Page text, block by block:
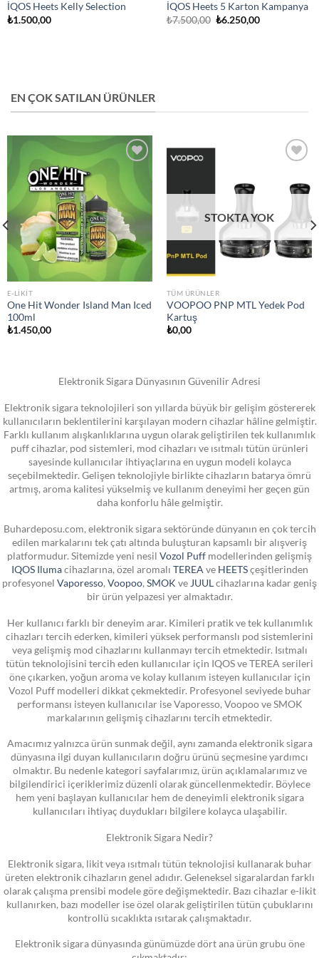
İQOS Heets Kelly Selection
₺1.500,00
İQOS Heets 5 Karton Kampanya
₺7.500,00 Orijinal
₺6.250,00Şu
EN ÇOK SATILAN ÜRÜNLER
wishlist
E-LIKIT
One Hit Wonder Island Man Iced
100ml
₺1.450,00
STOKTA YOK
TÜM ÜRÜNLER
VOOPOO PNP MTL Yedek Pod
Kartuş
₺0,00
Elektronik Sigara Dünyasının Güvenilir Adresi
Elektronik sigara teknolojileri son yıllarda büyük bir gelişim göstererek
kullanıcıların beklentilerini karşılayan modern cihazlar hâline gelmiştir.
Farklı kullanım alışkanlıklarına uygun olarak geliştirilen tek kullanımlık
puff cihazlar, pod sistemleri, mod cihazları ve ısıtmalı tütün ürünleri
sayesinde kullanıcılar ihtiyaçlarına en uygun modeli kolayca
seçebilmektedir. Gelişen teknolojiyle birlikte cihazların batarya ömrü
artmış, aroma kalitesi yükselmiş ve kullanım deneyimi her geçen gün
daha konforlu hâle gelmiştir.
Buhardeposu.com, elektronik sigara sektöründe dünyanın en çok tercih
edilen markalarını tek çatı altında buluşturan kapsamlı bir alışveriş
platformudur. Sitemizde yeni nesil Vozol Puff modellerinden gelişmiş
IQOS Ilumacihazlarına, özel aromalı TEREA ve HEETSçeşitlerinden
profesyonel Vaporesso Voopoo SMOK ve JUUL cihazlarına kadar geniş
bir ürün yelpazesi yer almaktadır.
Her kullanıcı farklı bir deneyim arar. Kimileri pratik ve tek kullanımlık
cihazları tercih ederken, kimileri yüksek performanslı pod sistemlerini
veya gelişmiş mod cihazlarını kullanmayı tercih etmektedir. Isıtmalı
tütün teknolojisini tercih eden kullanıcılar için IQOS ve TEREA serileri
öne çıkarken, yoğun aroma ve kolay kullanım isteyen kullanıcılar için
Vozol Puff modelleri dikkat çekmektedir. Profesyonel seviyede buhar
performansı isteyen kullanıcılar ise Vaporesso, Voopoo ve SMOK
markalarının gelişmiş cihazlarını tercih etmektedir.
Amacımız yalnızca ürün sunmak değil, aynı zamanda elektronik sigara
dünyasına ilgi duyan kullanıcıların doğru ürünü seçmesine yardımcı
olmaktır. Bu nedenle kategori sayfalarımız, ürün açıklamalarımız ve
bilgilendirici içeriklerimiz düzenli olarak güncellenmektedir. Böylece
hem yeni başlayan kullanıcılar hem de deneyimli elektronik sigara
kullanıcıları ihtiyaç duydukları bilgilere kolayca ulaşabilir.
Elektronik Sigara Nedir?
Elektronik sigara, likit veya ısıtmalı tütün teknolojisi kullanarak buhar
üreten elektronik cihazların genel adıdır. Geleneksel sigaralardan farklı
olarak çalışma prensibi modele göre değişmektedir. Bazı cihazlar e-likit
kullanırken, bazı modeller ise özel olarak geliştirilen tütün çubuklarını
kontrollü sıcaklıkta ısıtarak çalışmaktadır.
Elektronik sigara dünyasında günümüzde dört ana ürün grubu öne